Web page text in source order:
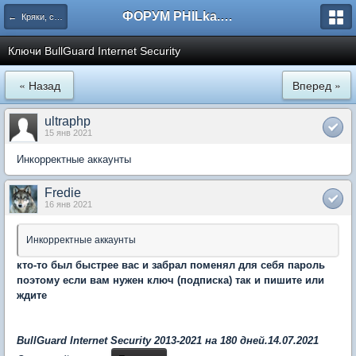
← Кряки, серийные номера, свежий варез ФОРУМ PHILka.RU
Ключи BullGuard Internet Security
« Назад Вперед »
ultraphp
15 янв 2021
Инкорректные аккаунты
Fredie
16 янв 2021
Инкорректные аккаунты
кто-то был быстрее вас и забрал поменял для себя пароль
поэтому если вам нужен ключ (подписка) так и пишите или
ждите
BullGuard Internet Security 2013-2021 на 180 дней.14.07.2021